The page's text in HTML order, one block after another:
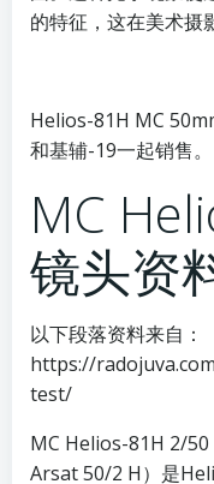
的特征，这在美术摄
Helios-81H MC
和基辅-19一起销售。
MC
镜头资
以下段落资料来自：
https://
test/
MC Helios-81H 2/
Arsat 50/2 H）是